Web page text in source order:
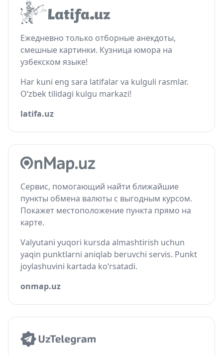
Ежедневно только отборные анекдоты,
смешные картинки. Кузница юмора на
узбекском языке!
Har kuni eng sara latifalar va kulguli rasmlar.
O‘zbek tilidagi kulgu markazi!
latifa.uz
Сервис, помогающий найти ближайшие
пункты обмена валюты с выгодным курсом.
Покажет местоположение пункта прямо на
карте.
Valyutani yuqori kursda almashtirish uchun
yaqin punktlarni aniqlab beruvchi servis. Punkt
joylashuvini kartada ko‘rsatadi.
onmap.uz